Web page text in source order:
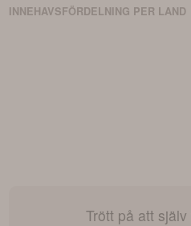
INNEHAVSFÖRDELNING PER LAND
Trött på att